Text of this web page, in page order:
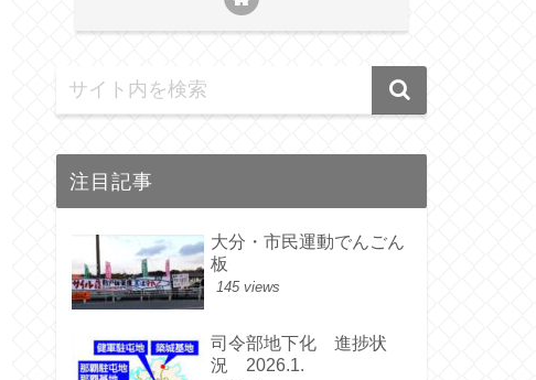
注目記事
大分・市民運動でんごん
板
145 views
司令部地下化 進捗状
況 2026.1.